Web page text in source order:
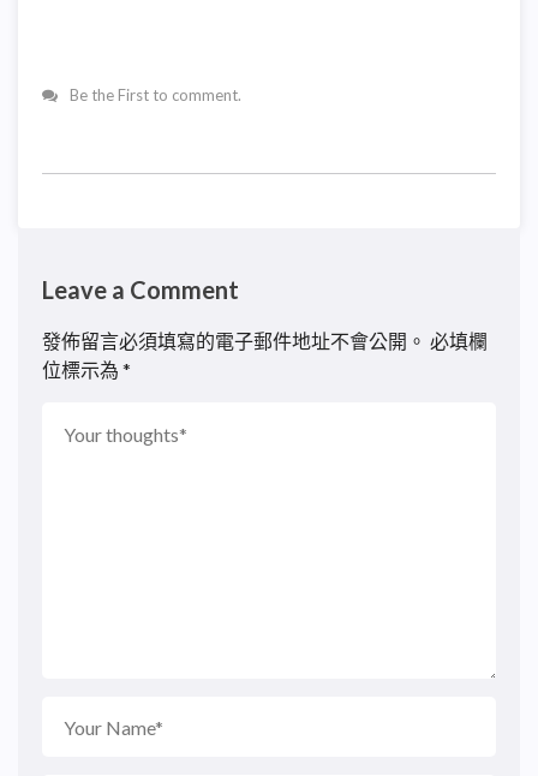
Be the First to comment.
Leave a Comment
發佈留言必須填寫的電子郵件地址不會公開。 必填欄
位標示為 *